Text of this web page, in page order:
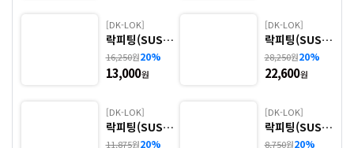
[DK-LOK]
락피팅(SUS 3
16) - 3. DT
16,250원20%
13,000원
[DK-LOK]
락피팅(SUS 3
16) - 4. DX
28,250원20%
22,600원
[DK-LOK]
락피팅(SUS 3
16) - 5. DUB
11,875원20%
[DK-LOK]
락피팅(SUS 3
16) - 6. DUR
8,750원20%